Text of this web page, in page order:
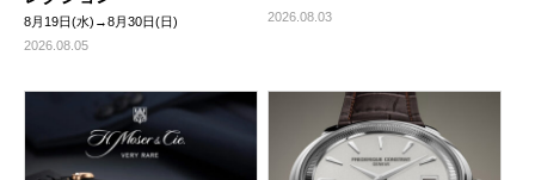
8月19日(水)→8月30日(日)
2026.08.05
2026.08.03